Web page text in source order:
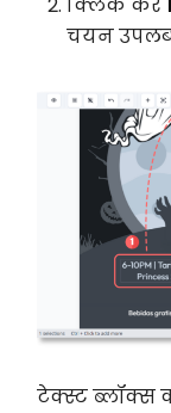
चयन
टेक्स्ट ब्लॉक्स